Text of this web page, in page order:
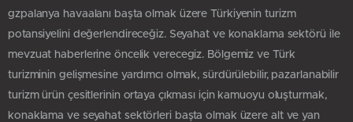
gzpalanya havaalanı başta olmak üzere Türkiyenin turizm
potansiyelini değerlendireceğiz. Seyahat ve konaklama sektörü ile
mevzuat haberlerine öncelik verecegiz. Bölgemiz ve Türk
turizminin gelişmesine yardımcı olmak, sürdürülebilir, pazarlanabilir
turizm ürün çesitlerinin ortaya çıkması için kamuoyu oluşturmak,
konaklama ve seyahat sektörleri başta olmak üzere alt ve yan